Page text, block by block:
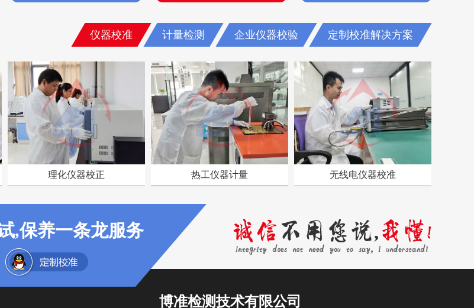
仪器校准 计量检测 企业仪器校验 定制校准解决方案
理化仪器校正 热工仪器计量 无线电仪器校准
,保养一条龙服务
博准检测技术有限公司